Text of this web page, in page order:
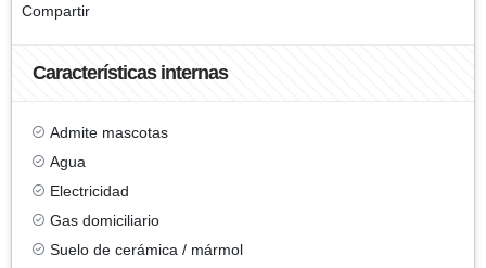
Compartir
Características internas
Admite mascotas
Agua
Electricidad
Gas domiciliario
Suelo de cerámica / mármol